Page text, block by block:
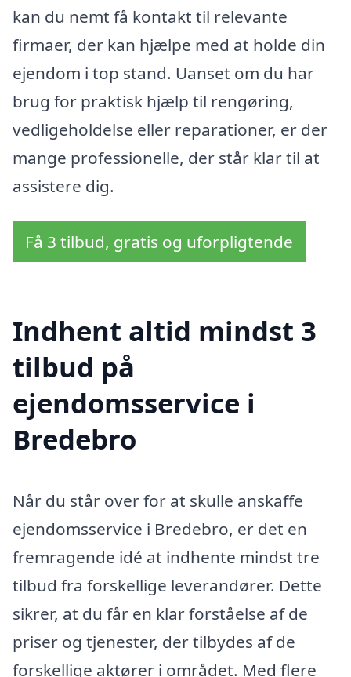
kan du nemt få kontakt til relevante
firmaer, der kan hjælpe med at holde din
ejendom i top stand. Uanset om du har
brug for praktisk hjælp til rengøring,
vedligeholdelse eller reparationer, er der
mange professionelle, der står klar til at
assistere dig.
Få 3 tilbud, gratis og uforpligtende
Indhent altid mindst 3
tilbud på
ejendomsservice i
Bredebro
Når du står over for at skulle anskaffe
ejendomsservice i Bredebro, er det en
fremragende idé at indhente mindst tre
tilbud fra forskellige leverandører. Dette
sikrer, at du får en klar forståelse af de
priser og tjenester, der tilbydes af de
forskellige aktører i området. Med flere